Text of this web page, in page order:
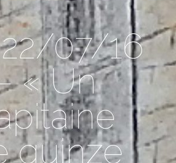
07/16
« Un
quinze